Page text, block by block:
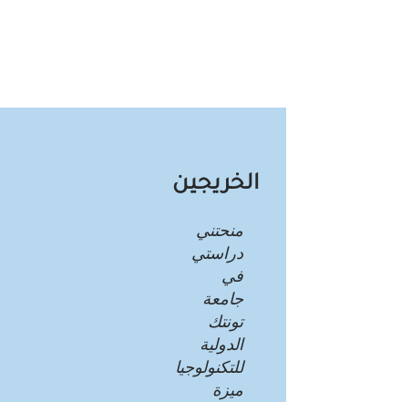
الخريجين
منحتني
دراستي
في
جامعة
تونتك
الدولية
للتكنولوجيا
ميزة